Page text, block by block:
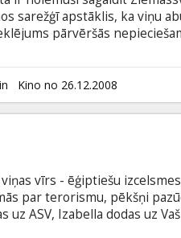
sarežģī apstāklis, ka viņu
pārvēršās
Witherspoon, Vince Vaughn,
Mary Steenburgen Filma
Kino no 26.12.2008
viņas vīrs - ēģiptiešu
par terorismu, pēkšņi
uz ASV, Izabella dodas uz